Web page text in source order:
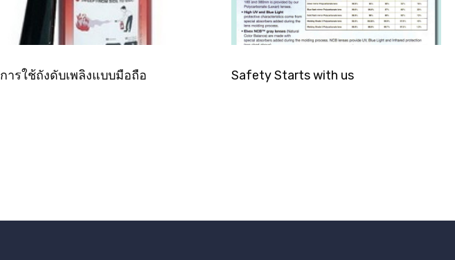
การใช้ถังดับเพลิงแบบมือถือ Safety Starts with us